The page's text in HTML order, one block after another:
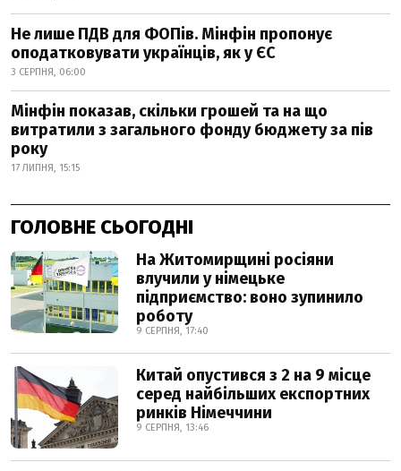
Не лише ПДВ для ФОПів. Мінфін пропонує
оподатковувати українців, як у ЄС
3 СЕРПНЯ, 06:00
Мінфін показав, скільки грошей та на що
витратили з загального фонду бюджету за пів
року
17 ЛИПНЯ, 15:15
ГОЛОВНЕ СЬОГОДНІ
На Житомирщині росіяни
влучили у німецьке
підприємство: воно зупинило
роботу
9 СЕРПНЯ, 17:40
Китай опустився з 2 на 9 місце
серед найбільших експортних
ринків Німеччини
9 СЕРПНЯ, 13:46